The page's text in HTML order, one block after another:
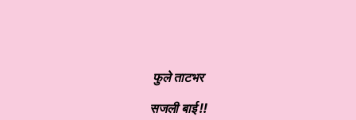
फुले ताटभर
सजली बाई !!